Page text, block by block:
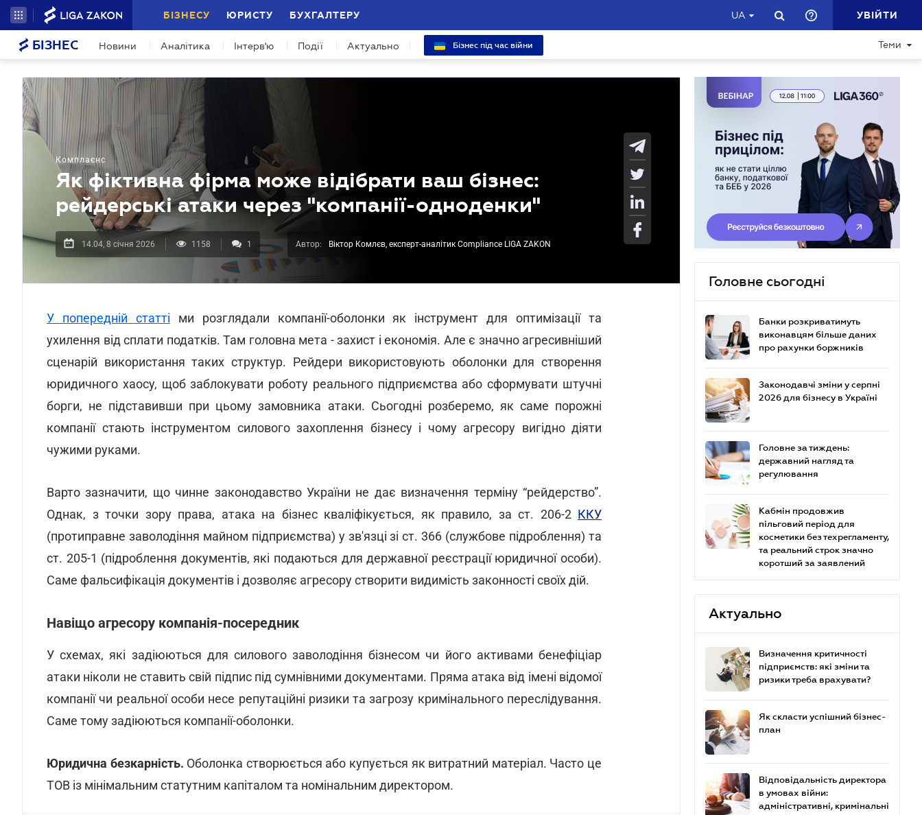
БІЗНЕСУ ЮРИСТУ БУХГАЛТЕРУ UA УВІЙТИ
БІЗНЕС Новини Аналітика Інтерв'ю Події Актуально Бізнес під час війни Теми
Комплаєнс
Як фіктивна фірма може відібрати ваш бізнес:
рейдерські атаки через "компанії-одноденки"
14.04, 8 січня 2026 1158 1 Автор: Віктор Комлєв, експерт-аналітик Compliance LIGA ZAKON
У попередній статті ми розглядали компанії-оболонки як інструмент для оптимізації та
ухилення від сплати податків. Там головна мета - захист і економія. Але є значно агресивніший
сценарій використання таких структур. Рейдери використовують оболонки для створення
юридичного хаосу, щоб заблокувати роботу реального підприємства або сформувати штучні
борги, не підставивши при цьому замовника атаки. Сьогодні розберемо, як саме порожні
компанії стають інструментом силового захоплення бізнесу і чому агресору вигідно діяти
чужими руками.
Варто зазначити, що чинне законодавство України не дає визначення терміну “рейдерство”.
Однак, з точки зору права, атака на бізнес кваліфікується, як правило, за ст. 206-2 ККУ
(протиправне заволодіння майном підприємства) у зв'язці зі ст. 366 (службове підроблення) та
ст. 205-1 (підроблення документів, які подаються для державної реєстрації юридичної особи).
Саме фальсифікація документів і дозволяє агресору створити видимість законності своїх дій.
Навіщо агресору компанія-посередник
У схемах, які задіюються для силового заволодіння бізнесом чи його активами бенефіціар
атаки ніколи не ставить свій підпис під сумнівними документами. Пряма атака від імені відомої
компанії чи реальної особи несе репутаційні ризики та загрозу кримінального переслідування.
Саме тому задіюються компанії-оболонки.
Юридична безкарність. Оболонка створюється або купується як витратний матеріал. Часто це
ТОВ із мінімальним статутним капіталом та номінальним директором.
Головне сьогодні
Банки розкриватимуть
виконавцям більше даних
про рахунки боржників
Законодавчі зміни у серпні
2026 для бізнесу в Україні
Головне за тиждень:
державний нагляд та
регулювання
Кабмін продовжив
пільговий період для
косметики без техрегламенту,
та реальний строк значно
коротший за заявлений
Актуально
Визначення критичності
підприємств: які зміни та
ризики треба врахувати?
Як скласти успішний бізнес-
план
Відповідальність директора
в умовах війни:
адміністративні, кримінальні